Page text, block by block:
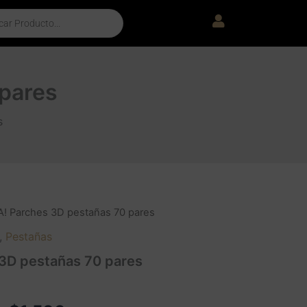
Parches 3D pestañas 70 pares
Pestañas
pestañas 70 pares